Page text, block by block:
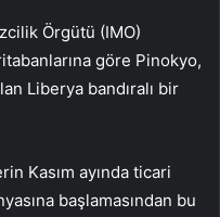
Örgütü (IMO)
göre Pinokyo,
Liberya bandıralı bir
Kasım ayında ticari
başlamasından bu